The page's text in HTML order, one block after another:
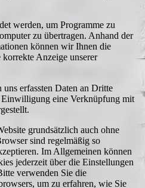
werden, um Programme zu
zu übertragen. Anhand der
können wir Ihnen die
Anzeige unserer
erfassten Daten an Dritte
Einwilligung eine Verknüpfung mit
grundsätzlich auch ohne
sind regelmäßig so
Im Allgemeinen können
jederzeit über die Einstellungen
verwenden Sie die
um zu erfahren, wie Sie